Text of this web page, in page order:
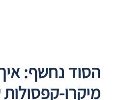
הסוד נחשף: איך
מיקרו-